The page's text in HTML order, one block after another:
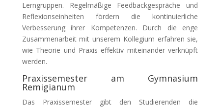
Lerngruppen. Regelmäßige Feedbackgespräche und
Reflexionseinheiten fördern die kontinuierliche
Verbesserung ihrer Kompetenzen. Durch die enge
Zusammenarbeit mit unserem Kollegium erfahren sie,
wie Theorie und Praxis effektiv miteinander verknüpft
werden.
Praxissemester am Gymnasium
Remigianum
Das Praxissemester gibt den Studierenden die